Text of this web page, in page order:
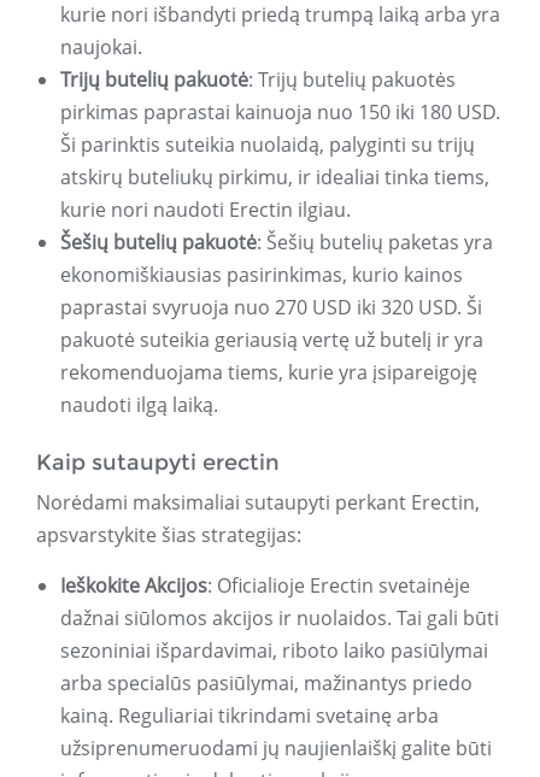
kurie nori išbandyti priedą trumpą laiką arba yra
naujokai.
Trijų butelių pakuotė: Trijų butelių pakuotės
pirkimas paprastai kainuoja nuo 150 iki 180 USD.
Ši parinktis suteikia nuolaidą, palyginti su trijų
atskirų buteliukų pirkimu, ir idealiai tinka tiems,
kurie nori naudoti Erectin ilgiau.
Šešių butelių pakuotė: Šešių butelių paketas yra
ekonomiškiausias pasirinkimas, kurio kainos
paprastai svyruoja nuo 270 USD iki 320 USD. Ši
pakuotė suteikia geriausią vertę už butelį ir yra
rekomenduojama tiems, kurie yra įsipareigoję
naudoti ilgą laiką.
Kaip sutaupyti erectin
Norėdami maksimaliai sutaupyti perkant Erectin,
apsvarstykite šias strategijas:
Ieškokite Akcijos: Oficialioje Erectin svetainėje
dažnai siūlomos akcijos ir nuolaidos. Tai gali būti
sezoniniai išpardavimai, riboto laiko pasiūlymai
arba specialūs pasiūlymai, mažinantys priedo
kainą. Reguliariai tikrindami svetainę arba
užsiprenumeruodami jų naujienlaiškį galite būti